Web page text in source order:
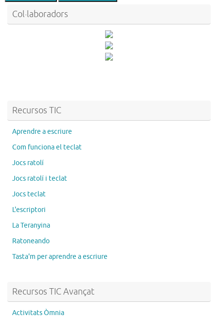
Col·laboradors
Recursos TIC
Aprendre a escriure
Com funciona el teclat
Jocs ratolí
Jocs ratolí i teclat
Jocs teclat
L'escriptori
La Teranyina
Ratoneando
Tasta'm per aprendre a escriure
Recursos TIC Avançat
Activitats Òmnia